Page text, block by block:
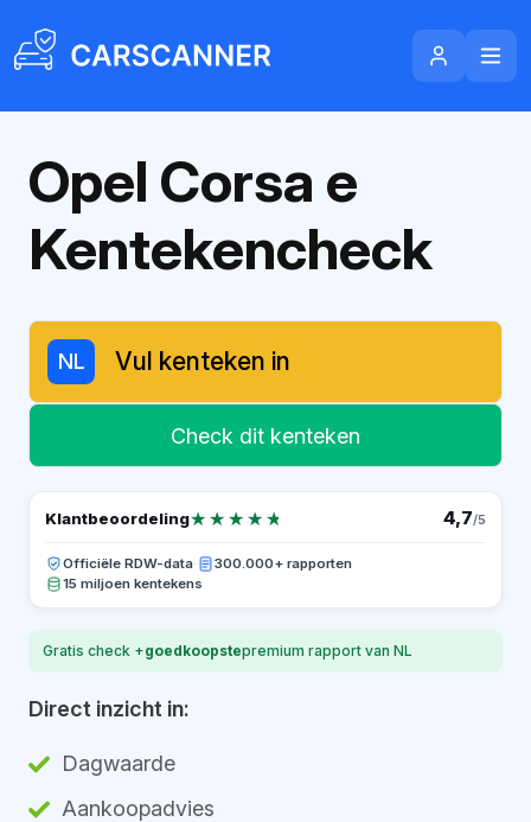
Opel Corsa e
Kentekencheck
NL
Check dit kenteken
Klantbeoordeling★★★★★
★★★★★ 4,7/5
Officiële RDW-data·
300.000+ rapporten
15 miljoen kentekens
Gratis check +goedkoopstepremium rapport van NL
Direct inzicht in:
Dagwaarde
Aankoopadvies